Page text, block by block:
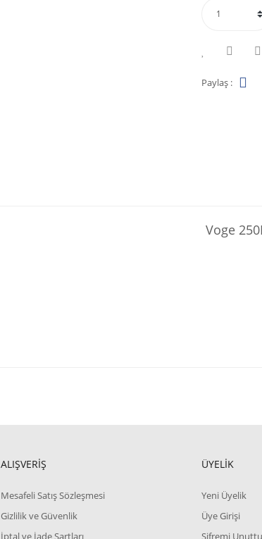
Paylaş :
Voge
ALIŞVERİŞ
Mesafeli Satış Sözleşmesi
Gizlilik ve Güvenlik
İptal ve İade Şartları
ÜYELİK
Yeni Üyelik
Üye Girişi
Şifremi